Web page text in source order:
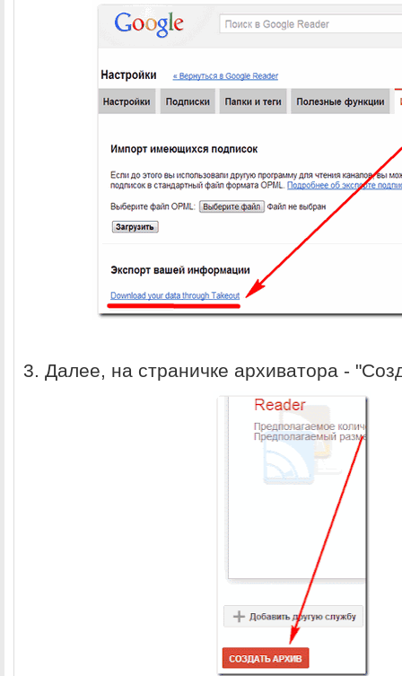
3. Далее, на страничке архиватора -